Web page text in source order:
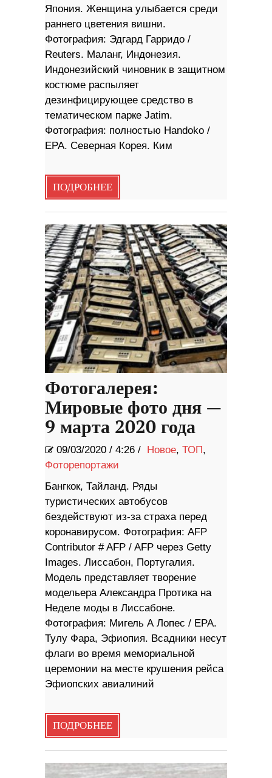
Япония. Женщина улыбается среди
раннего цветения вишни.
Фотография: Эдгард Гарридо /
Reuters. Маланг, Индонезия.
Индонезийский чиновник в защитном
костюме распыляет
дезинфицирующее средство в
тематическом парке Jatim.
Фотография: полностью Handoko /
EPA. Северная Корея. Ким
ПОДРОБНЕЕ
Фотогалерея:
Мировые фото дня —
9 марта 2020 года
09/03/2020 / 4:26 / Новое, ТОП,
Фоторепортажи
Бангкок, Тайланд. Ряды
туристических автобусов
бездействуют из-за страха перед
коронавирусом. Фотография: AFP
Contributor # AFP / AFP через Getty
Images. Лиссабон, Португалия.
Модель представляет творение
модельера Александра Протика на
Неделе моды в Лиссабоне.
Фотография: Мигель А Лопес / EPA.
Тулу Фара, Эфиопия. Всадники несут
флаги во время мемориальной
церемонии на месте крушения рейса
Эфиопских авиалиний
ПОДРОБНЕЕ